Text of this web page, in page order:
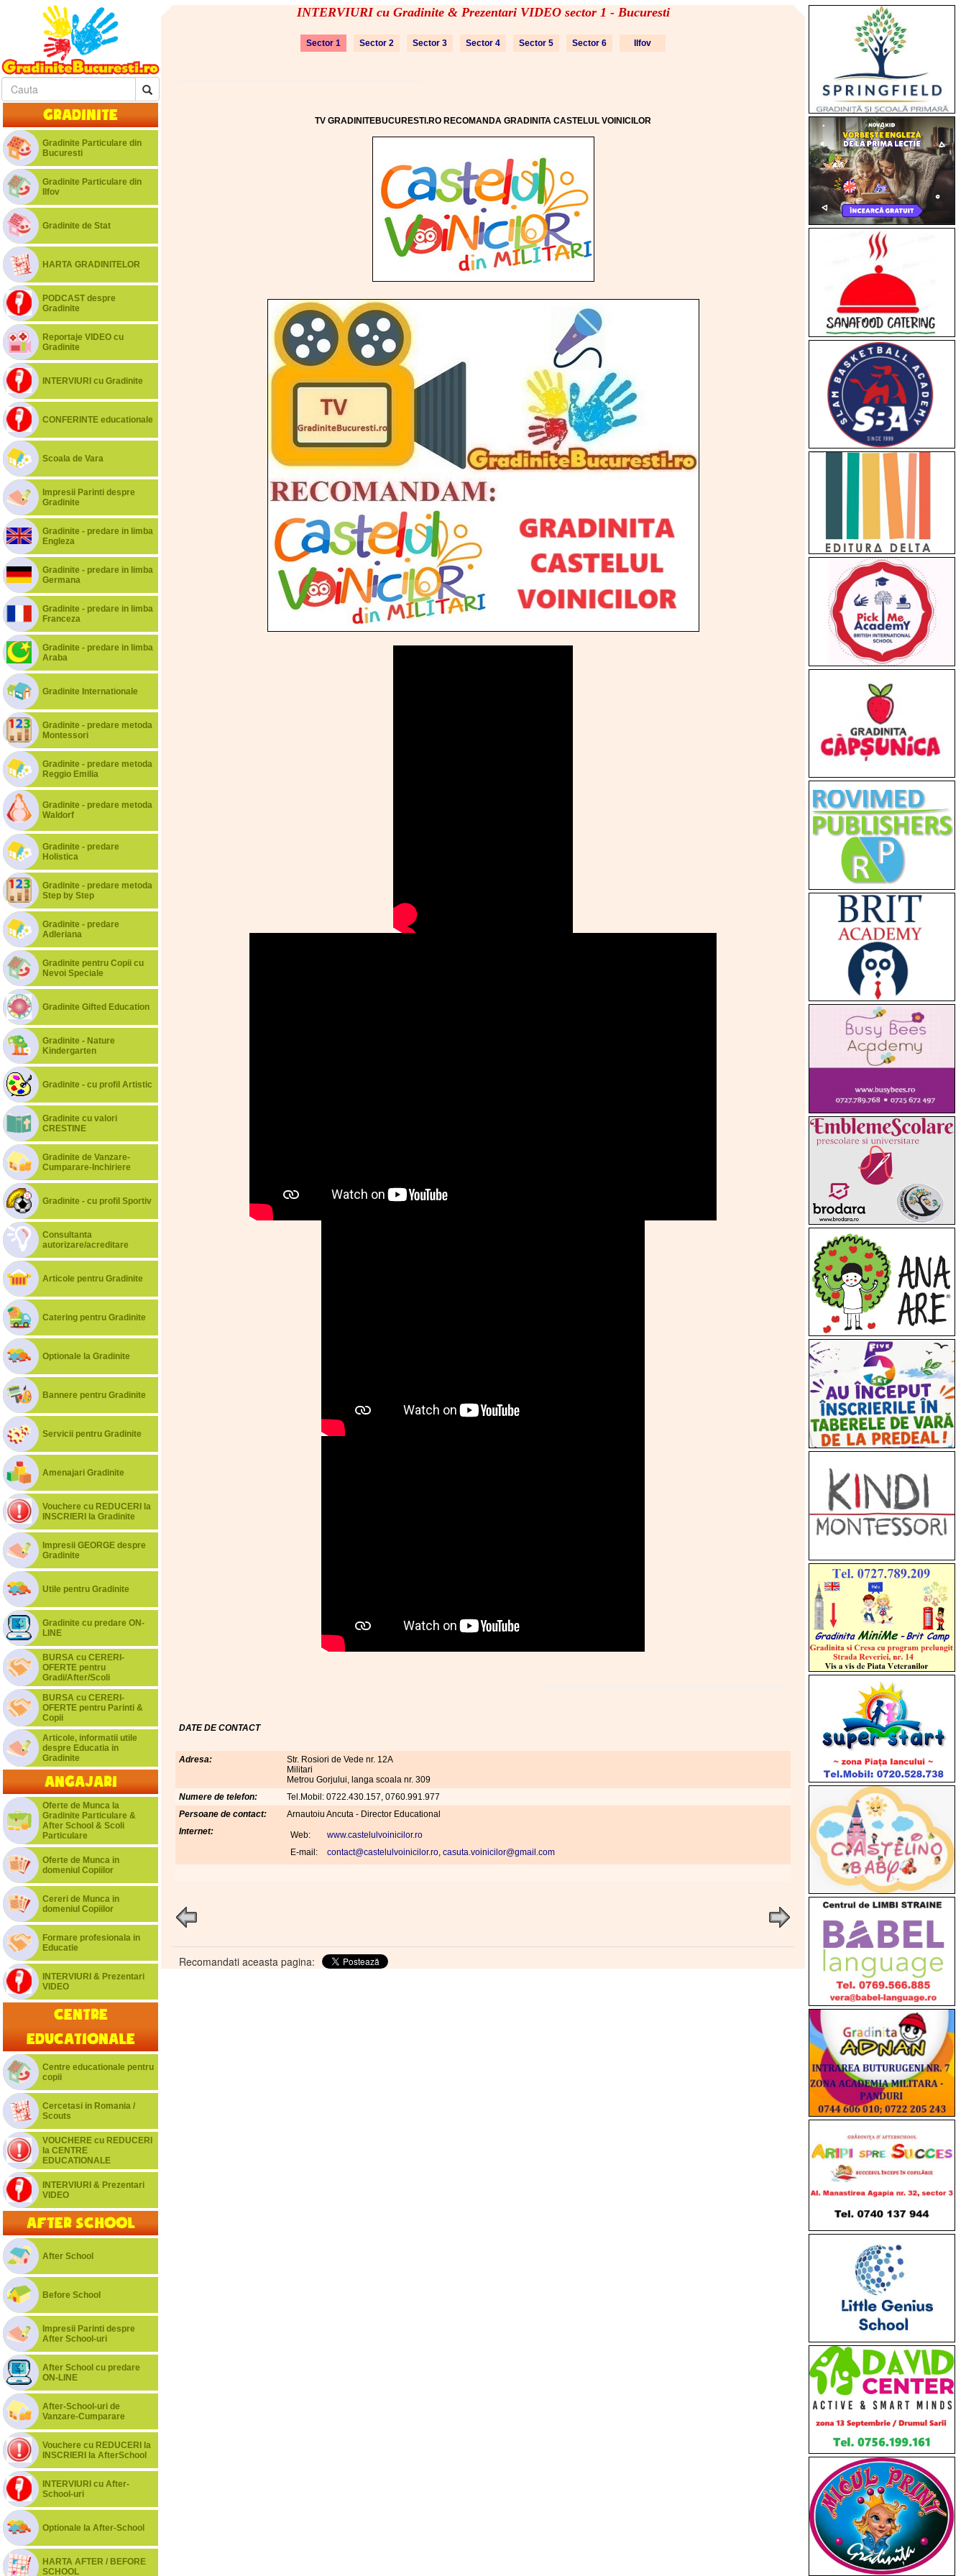
Gradinite
Gradinite Particulare din
Bucuresti
Gradinite Particulare din
Ilfov
Gradinite de Stat
HARTA GRADINITELOR
PODCAST despre
Gradinite
Reportaje VIDEO cu
Gradinite
INTERVIURI cu Gradinite
CONFERINTE educationale
Scoala de Vara
Impresii Parinti despre
Gradinite
Gradinite - predare in limba
Engleza
Gradinite - predare in limba
Germana
Gradinite - predare in limba
Franceza
Gradinite - predare in limba
Araba
Gradinite Internationale
Gradinite - predare metoda
Montessori
Gradinite - predare metoda
Reggio Emilia
Gradinite - predare metoda
Waldorf
Gradinite - predare
Holistica
Gradinite - predare metoda
Step by Step
Gradinite - predare
Adleriana
Gradinite pentru Copii cu
Nevoi Speciale
Gradinite Gifted Education
Gradinite - Nature
Kindergarten
Gradinite - cu profil Artistic
Gradinite cu valori
CRESTINE
Gradinite de Vanzare-
Cumparare-Inchiriere
Gradinite - cu profil Sportiv
Consultanta
autorizare/acreditare
Articole pentru Gradinite
Catering pentru Gradinite
Optionale la Gradinite
Bannere pentru Gradinite
Servicii pentru Gradinite
Amenajari Gradinite
Vouchere cu REDUCERI la
INSCRIERI la Gradinite
Impresii GEORGE despre
Gradinite
Utile pentru Gradinite
Gradinite cu predare ON-
LINE
BURSA cu CERERI-
OFERTE pentru
Gradi/After/Scoli
BURSA cu CERERI-
OFERTE pentru Parinti &
Copii
Articole, informatii utile
despre Educatia in
Gradinite
Angajari
Oferte de Munca la
Gradinite Particulare &
After School & Scoli
Particulare
Oferte de Munca in
domeniul Copiilor
Cereri de Munca in
domeniul Copiilor
Formare profesionala in
Educatie
INTERVIURI & Prezentari
VIDEO
Centre
educationale
Centre educationale pentru
copii
Cercetasi in Romania /
Scouts
VOUCHERE cu REDUCERI
la CENTRE
EDUCATIONALE
INTERVIURI & Prezentari
VIDEO
After School
After School
Before School
Impresii Parinti despre
After School-uri
After School cu predare
ON-LINE
After-School-uri de
Vanzare-Cumparare
Vouchere cu REDUCERI la
INSCRIERI la AfterSchool
INTERVIURI cu After-
School-uri
Optionale la After-School
HARTA AFTER / BEFORE
SCHOOL
INTERVIURI cu Gradinite & Prezentari VIDEO sector 1 - Bucuresti
Sector 1 Sector 2 Sector 3 Sector 4 Sector 5 Sector 6 Ilfov
TV GRADINITEBUCURESTI.RO RECOMANDA GRADINITA CASTELUL VOINICILOR
DATE DE CONTACT
Adresa:
Str. Rosiori de Vede nr. 12A
Militari
Metrou Gorjului, langa scoala nr. 309
Numere de telefon:
Tel.Mobil: 0722.430.157, 0760.991.977
Persoane de contact:
Arnautoiu Ancuta - Director Educational
Internet:
Web:
www.castelulvoinicilor.ro
E-mail:
contact@castelulvoinicilor.ro, casuta.voinicilor@gmail.com
Recomandati aceasta pagina: